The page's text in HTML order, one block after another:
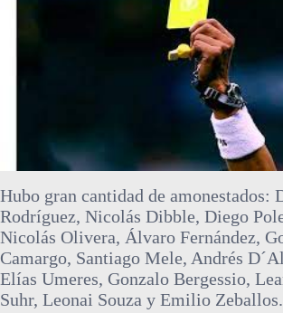
Hubo gran cantidad de amonestados:
Rodríguez, Nicolás Dibble, Diego
Nicolás Olivera, Álvaro Fernández,
Camargo, Santiago Mele, Andrés
Elías Umeres, Gonzalo Bergessio,
Suhr, Leonai Souza y Emilio Zeballos.